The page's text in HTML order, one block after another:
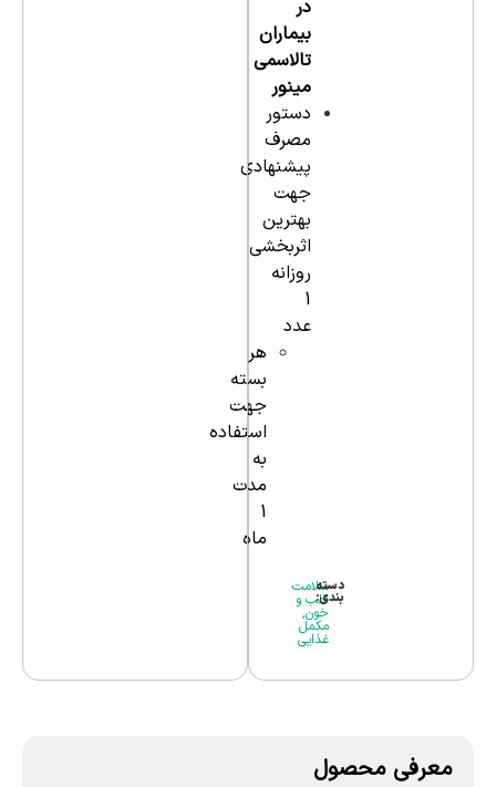
در
بیماران
تالاسمی
مینور
دستور
مصرف
پیشنهادی
جهت
بهترین
اثربخشی
روزانه
1
عدد
هر
بسته
جهت
استفاده
به
مدت
1
ماه
سلامت
قلب و
خون,
مکمل
غذایی
دسته
بندی:
معرفی محصول